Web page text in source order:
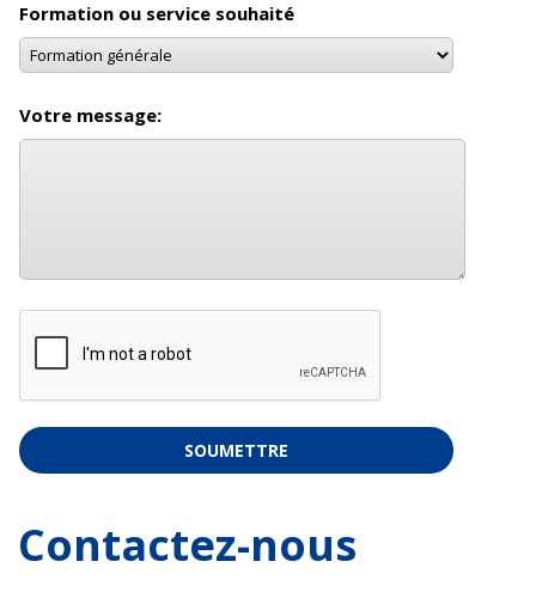
Formation ou service souhaité
Votre message:
Contactez-nous